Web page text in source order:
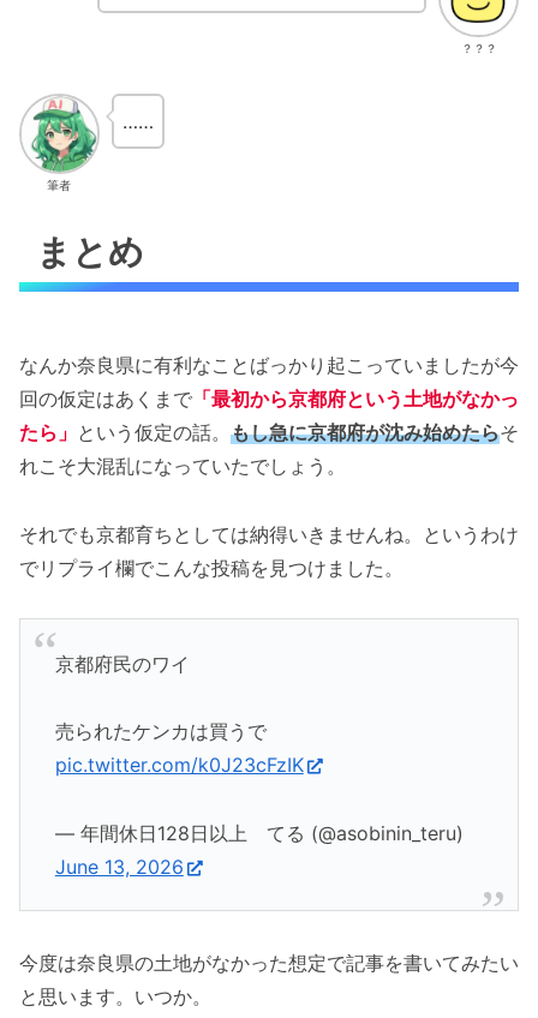
？？？
筆者
……
まとめ
なんか奈良県に有利なことばっかり起こっていましたが今
回の仮定はあくまで 「最初から京都府という土地がなかっ
たら」 という仮定の話。 もし急に京都府が沈み始めたらそ
れこそ大混乱になっていたでしょう。
それでも京都育ちとしては納得いきませんね。というわけ
でリプライ欄でこんな投稿を見つけました。
京都府民のワイ
売られたケンカは買うで
pic.twitter.com/k0J23cFzIK
— 年間休日128日以上 てる (@asobinin_teru)
June 13, 2026
今度は奈良県の土地がなかった想定で記事を書いてみたい
と思います。いつか。